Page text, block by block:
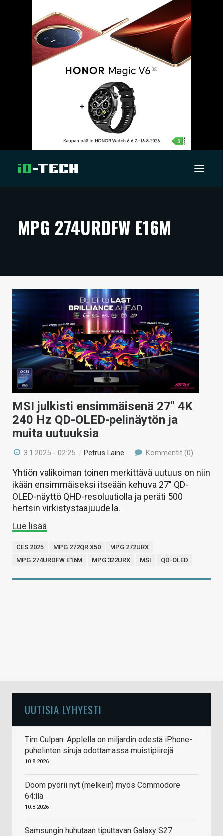
ARTIKKELIT
TECHBBS
TIETOA
HINTA.FI
VAIHDA TEEMA
HAKU
MPG 274URDFW E16M
MSI julkisti ensimmäisenä 27″ 4K
240 Hz QD-OLED-pelinäytön ja
muita uutuuksia
3.1.2025 - 02:25 /Petrus Laine Kommentit (0)
Yhtiön valikoiman toinen merkittävä uutuus on niin
ikään ensimmäiseksi itseään kehuva 27″ QD-
OLED-näyttö QHD-resoluutiolla ja peräti 500
hertsin virkistystaajuudella.
Lue lisää
CES 2025 MPG 272QR X50
MPG 272URX
MPG 274URDFW E16M
MPG 322URX MSI QD-OLED
UUTISIA LYHYESTI
Tim Culpan: Applella on miljardin edestä iPhone-
puhelinten siruja odottamassa muistipiirejä
10.8.2026
Doom pyörii nyt (melkein) myös Commodore
64:llä
10.8.2026
Samsungin huhutaan tiputtavan Galaxy S27